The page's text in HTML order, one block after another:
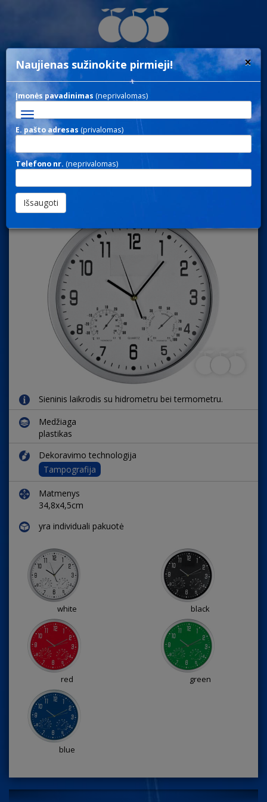
Toggle
navigation
CLOCK 124 / Sieniniai
laikrodžiai
Sieninis laikrodis su hidrometru bei termometru.
Medžiaga
plastikas
Dekoravimo technologija
Tampografija
Matmenys
34,8x4,5cm
yra individuali pakuotė
white black
red green
blue
×
Naujienas sužinokite pirmieji!
Įmonės pavadinimas (neprivalomas)
E. pašto adresas (privalomas)
Telefono nr. (neprivalomas)